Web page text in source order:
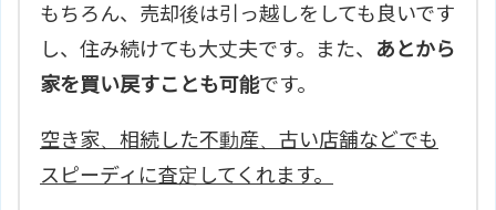
もちろん、売却後は引っ越しをしても良いです
し、住み続けても大丈夫です。また、 あとから
家を買い戻すことも可能です。
空き家、相続した不動産、古い店舗などでも
スピーディに査定してくれます。